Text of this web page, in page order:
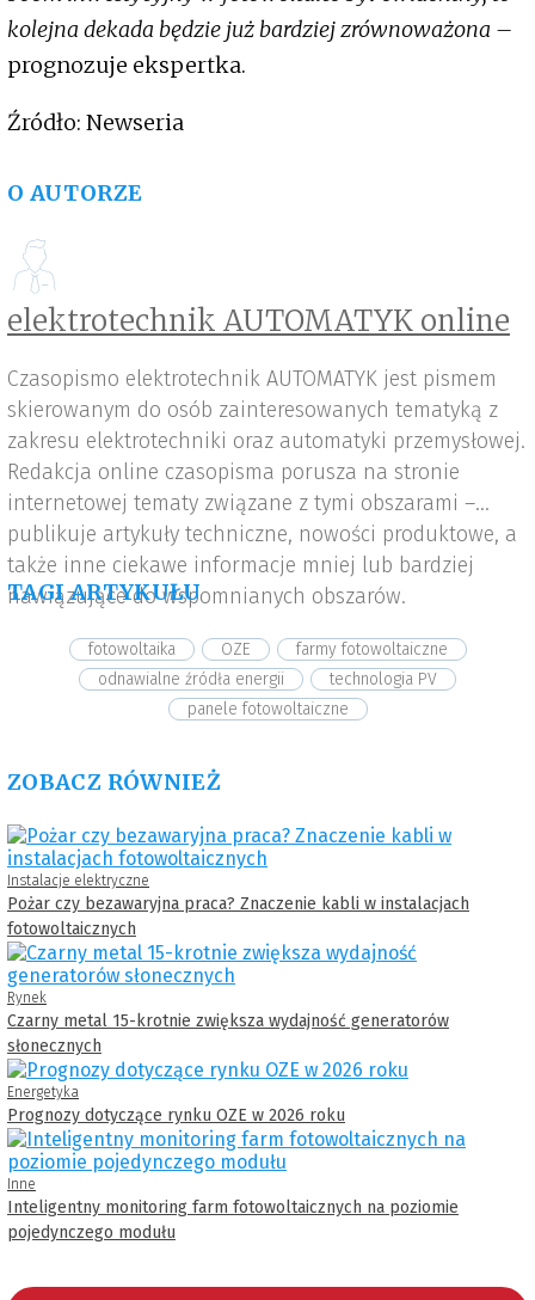
kolejna dekada będzie już bardziej zrównoważona –
prognozuje ekspertka.
Źródło: Newseria
O AUTORZE
elektrotechnik AUTOMATYK online
Czasopismo elektrotechnik AUTOMATYK jest pismem
skierowanym do osób zainteresowanych tematyką z
zakresu elektrotechniki oraz automatyki przemysłowej.
Redakcja online czasopisma porusza na stronie
internetowej tematy związane z tymi obszarami –
publikuje artykuły techniczne, nowości produktowe, a
także inne ciekawe informacje mniej lub bardziej
nawiązujące do wspomnianych obszarów.
TAGI ARTYKUŁU
fotowoltaika OZE
farmy fotowoltaiczne
odnawialne źródła energii
technologia PV
panele fotowoltaiczne
ZOBACZ RÓWNIEŻ
Instalacje elektryczne
Pożar czy bezawaryjna praca? Znaczenie kabli w instalacjach
fotowoltaicznych
Rynek
Czarny metal 15-krotnie zwiększa wydajność generatorów
słonecznych
Energetyka
Prognozy dotyczące rynku OZE w 2026 roku
Inne
Inteligentny monitoring farm fotowoltaicznych na poziomie
pojedynczego modułu